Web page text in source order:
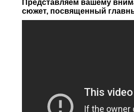
Представляем вашему
сюжет, посвященный